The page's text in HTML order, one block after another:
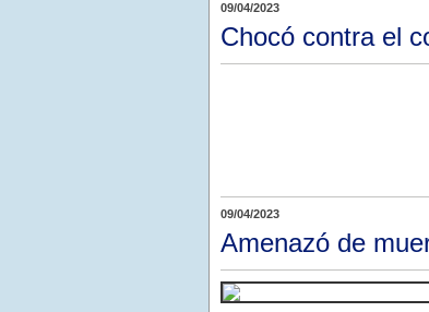
09/04/2023
Chocó contra el
09/04/2023
Amenazó de